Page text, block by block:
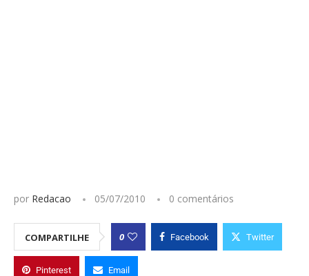
por Redacao 05/07/2010 0 comentários
COMPARTILHE 0 Facebook Twitter
Pinterest Email